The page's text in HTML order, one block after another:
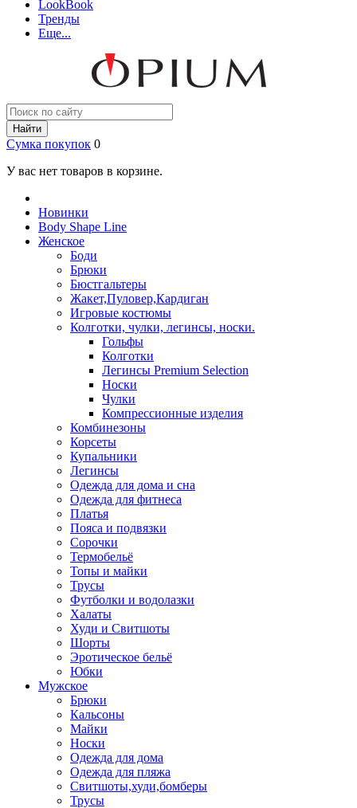
LookBook
Тренды
Еще...
Найти
Сумка покупок 0
У вас нет товаров в корзине.
Новинки
Body Shape Line
Женское
Боди
Брюки
Бюстгальтеры
Жакет,Пуловер,Кардиган
Игровые костюмы
Колготки, чулки, легинсы, носки.
Гольфы
Колготки
Легинсы Premium Selection
Носки
Чулки
Компрессионные изделия
Комбинезоны
Корсеты
Купальники
Легинсы
Одежда для дома и сна
Одежда для фитнеса
Платья
Пояса и подвязки
Сорочки
Термобельё
Топы и майки
Трусы
Футболки и водолазки
Халаты
Худи и Свитшоты
Шорты
Эротическое бельё
Юбки
Мужское
Брюки
Кальсоны
Майки
Носки
Одежда для дома
Одежда для пляжа
Свитшоты,худи,бомберы
Трусы